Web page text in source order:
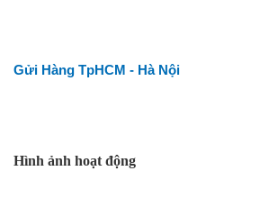
Gửi Hàng TpHCM - Hà Nội
Hình ảnh hoạt động